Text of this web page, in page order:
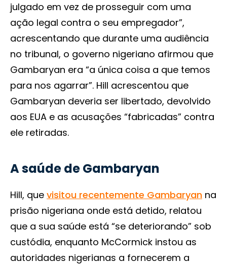
julgado em vez de prosseguir com uma
ação legal contra o seu empregador”,
acrescentando que durante uma audiência
no tribunal, o governo nigeriano afirmou que
Gambaryan era “a única coisa a que temos
para nos agarrar”. Hill acrescentou que
Gambaryan deveria ser libertado, devolvido
aos EUA e as acusações “fabricadas” contra
ele retiradas.
A saúde de Gambaryan
Hill, que visitou recentemente Gambaryan na
prisão nigeriana onde está detido, relatou
que a sua saúde está “se deteriorando” sob
custódia, enquanto McCormick instou as
autoridades nigerianas a fornecerem a